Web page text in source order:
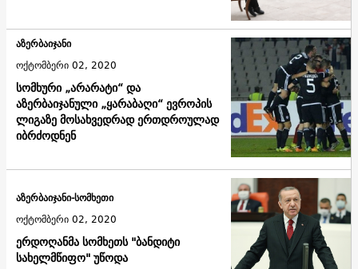
სომხური „არარატი“ და
აზერბაიჯანული „ყარაბაღი“ ევროპის
ლიგაზე მოსახვედრად ერთდროულად
იბრძოდნენ
აზერბაიჯანი
ოქტომბერი 02, 2020
ერდოღანმა სომხეთს "ბანდიტი
სახელმწიფო" უწოდა
აზერბაიჯანი-სომხეთი
ოქტომბერი 02, 2020